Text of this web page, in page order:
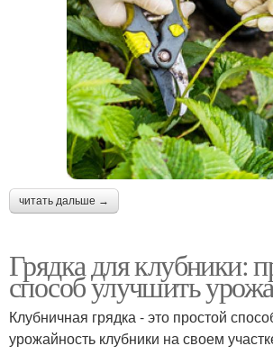
читать дальше →
Грядка для клубники:
способ улучшить
Клубничная грядка - это простой
урожайность клубники на своем